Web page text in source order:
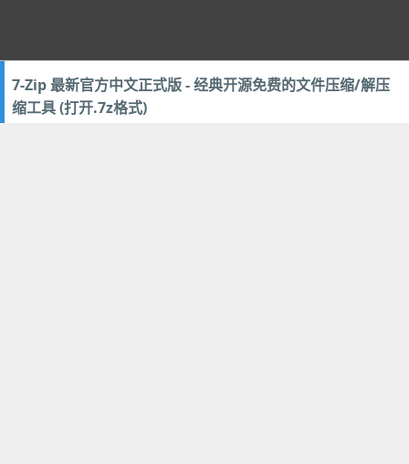
7-Zip 最新官方中文正式版 - 经典开源免费的文件压缩/解压
缩工具 (打开.7z格式)